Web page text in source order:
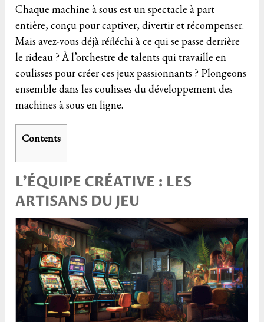
Chaque machine à sous est un spectacle à part
entière, conçu pour captiver, divertir et récompenser.
Mais avez-vous déjà réfléchi à ce qui se passe derrière
le rideau ? À l’orchestre de talents qui travaille en
coulisses pour créer ces jeux passionnants ? Plongeons
ensemble dans les coulisses du développement des
machines à sous en ligne.
Contents
L’ÉQUIPE CRÉATIVE : LES
ARTISANS DU JEU